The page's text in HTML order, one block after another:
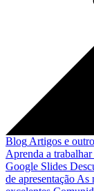
Blog Artigos e
Aprenda a
Google Slides
de apresentação As